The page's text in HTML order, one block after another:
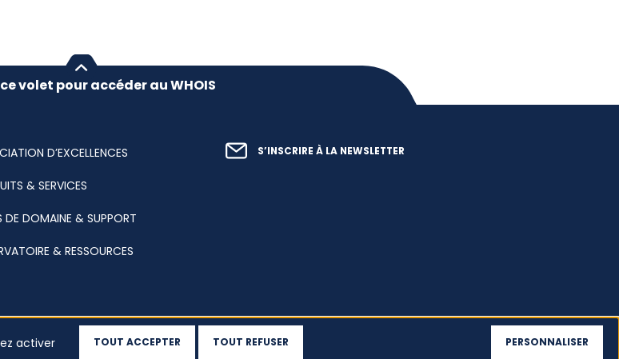
volet pour accéder au WHOIS
D’EXCELLENCES
& SERVICES
DE DOMAINE & SUPPORT
& RESSOURCES
S’INSCRIRE À LA NEWSLETTER
Accessibilité : partiellement
Cookies
Vos
activer TOUT ACCEPTER TOUT REFUSER PERSONNALISER